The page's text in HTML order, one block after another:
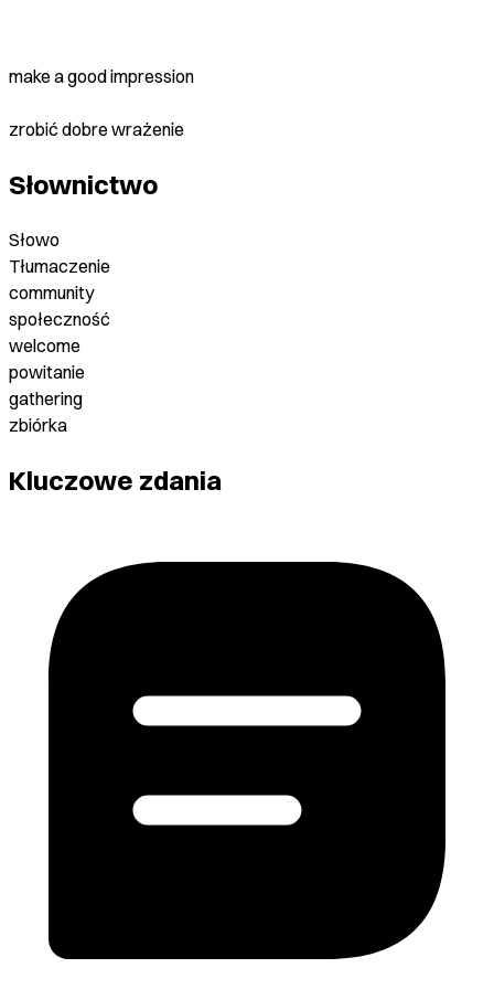
make a good impression
zrobić dobre wrażenie
Słownictwo
Słowo
Tłumaczenie
community
społeczność
welcome
powitanie
gathering
zbiórka
Kluczowe zdania